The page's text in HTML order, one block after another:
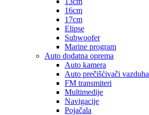
16cm
17cm
Elipse
Subwoofer
Marine program
Auto dodatna oprema
Auto kamera
Auto prečišćivači vazduha
FM transmiteri
Multimedije
Navigacije
Pojačala